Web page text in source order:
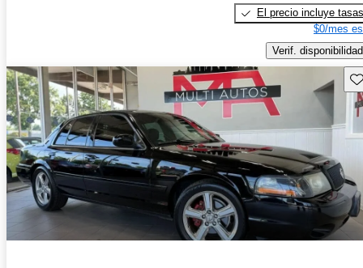
El precio incluye tasas
$0/mes
Verif. disponibilidad